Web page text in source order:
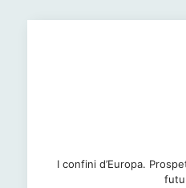
I confini d’Europa.